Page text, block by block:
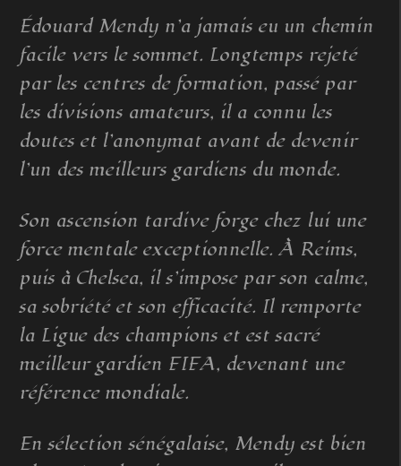
Édouard Mendy n’a jamais eu un chemin
facile vers le sommet. Longtemps rejeté
par les centres de formation, passé par
les divisions amateurs, il a connu les
doutes et l’anonymat avant de devenir
l’un des meilleurs gardiens du monde.
Son ascension tardive forge chez lui une
force mentale exceptionnelle. À Reims,
puis à Chelsea, il s’impose par son calme,
sa sobriété et son efficacité. Il remporte
la Ligue des champions et est sacré
meilleur gardien FIFA, devenant une
référence mondiale.
En sélection sénégalaise, Mendy est bien